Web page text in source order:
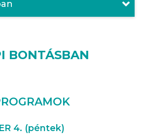
BONTÁSBAN
4. (péntek)